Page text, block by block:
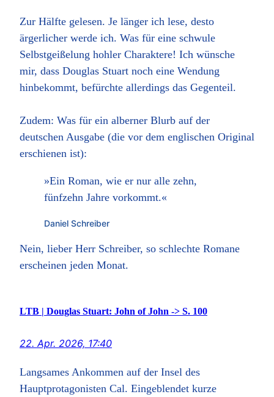
Zur Hälfte gelesen. Je länger ich lese, desto
ärgerlicher werde ich. Was für eine schwule
Selbstgeißelung hohler Charaktere! Ich wünsche
mir, dass Douglas Stuart noch eine Wendung
hinbekommt, befürchte allerdings das Gegenteil.
Zudem: Was für ein alberner Blurb auf der
deutschen Ausgabe (die vor dem englischen Original
erschienen ist):
»Ein Roman, wie er nur alle zehn,
fünfzehn Jahre vorkommt.«
Daniel Schreiber
Nein, lieber Herr Schreiber, so schlechte Romane
erscheinen jeden Monat.
LTB | Douglas Stuart: John of John -> S. 100
22. Apr. 2026, 17:40
Langsames Ankommen auf der Insel des
Hauptprotagonisten Cal. Eingeblendet kurze